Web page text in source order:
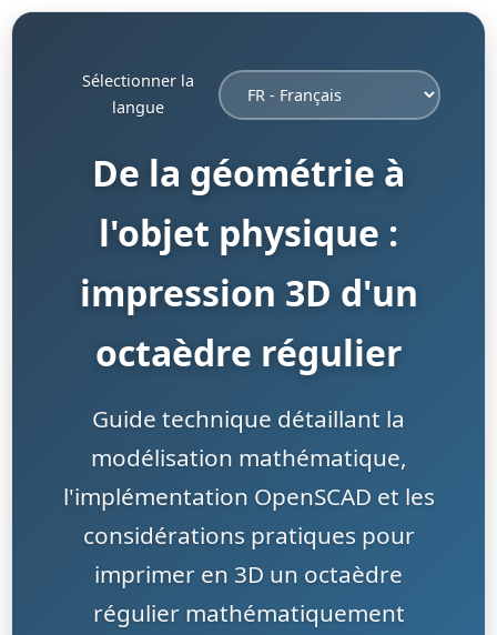
Sélectionner la
langue
De la géométrie à
l'objet physique :
impression 3D d'un
octaèdre régulier
Guide technique détaillant la
modélisation mathématique,
l'implémentation OpenSCAD et les
considérations pratiques pour
imprimer en 3D un octaèdre
régulier mathématiquement